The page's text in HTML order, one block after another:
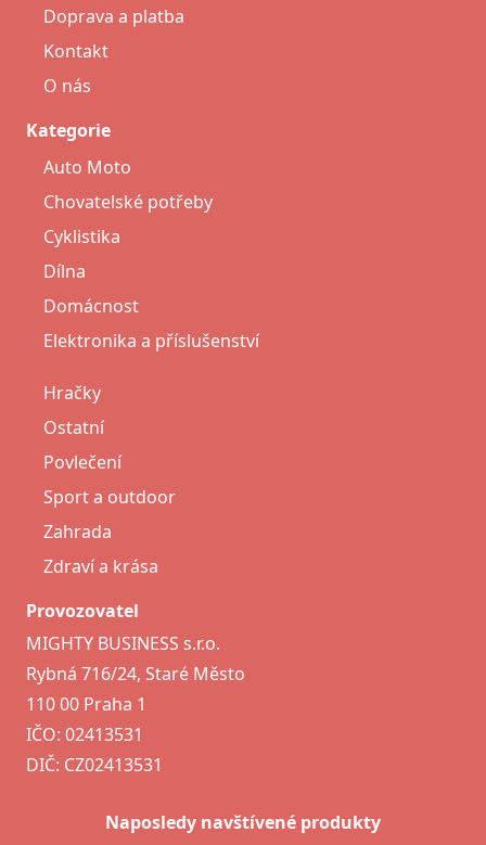
Doprava a platba
Kontakt
O nás
Kategorie
Auto Moto
Chovatelské potřeby
Cyklistika
Dílna
Domácnost
Elektronika a příslušenství
Hračky
Ostatní
Povlečení
Sport a outdoor
Zahrada
Zdraví a krása
Provozovatel
MIGHTY BUSINESS s.r.o.
Rybná 716/24, Staré Město
110 00 Praha 1
IČO: 02413531
DIČ: CZ02413531
Naposledy navštívené produkty